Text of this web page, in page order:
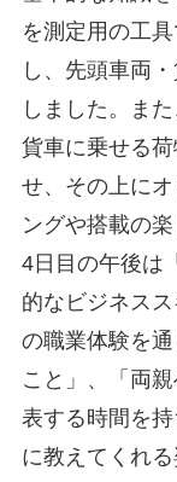
を測定用の工
し、先頭車両
しました。ま
貨車に乗せる
せ、その上に
ングや搭載の
4日目の午後は
的なビジネス
の職業体験を
こと」、「両
表する時間を
に教えてくれ